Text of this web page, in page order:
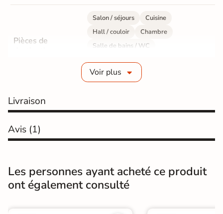
Pièces de
Salon / séjours
Cuisine
Hall / couloir
Chambre
Salle de bains / WC
Sol intérieur
Fabrication
Résistance à
Masse colorée Oui
Voir plus
Livraison
Avis (1)
Les personnes ayant acheté ce produit
ont également consulté